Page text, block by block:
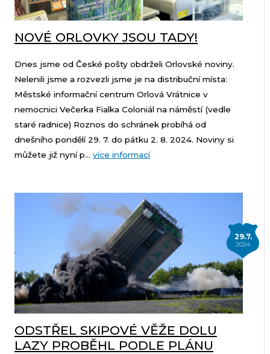
NOVÉ ORLOVKY JSOU TADY!
Dnes jsme od České pošty obdrželi Orlovské noviny.
Nelenili jsme a rozvezli jsme je na distribuční místa:
Městské informační centrum Orlová Vrátnice v
nemocnici Večerka Fialka Coloniál na náměstí (vedle
staré radnice) Roznos do schránek probíhá od
dnešního pondělí 29. 7. do pátku 2. 8. 2024. Noviny si
můžete již nyní p... více informací
29.7.
2024
ODSTŘEL SKIPOVÉ VĚŽE DOLU
LAZY PROBĚHL PODLE PLÁNU